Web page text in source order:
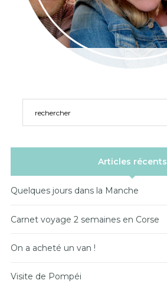
Articles récents
Quelques jours dans la Manche
Carnet voyage 2 semaines en Corse
On a acheté un van !
Visite de Pompéi